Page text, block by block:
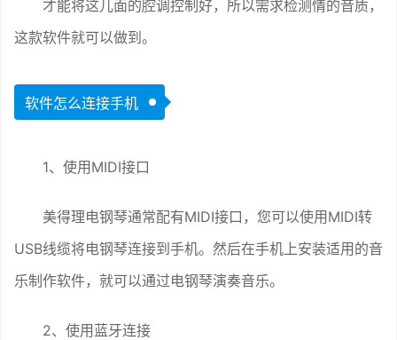
才能将这儿面的腔调控制好，所以需求检测情的音质，
这款软件就可以做到。
软件怎么连接手机
1、使用MIDI接口
美得理电钢琴通常配有MIDI接口，您可以使用MIDI转
USB线缆将电钢琴连接到手机。然后在手机上安装适用的音
乐制作软件，就可以通过电钢琴演奏音乐。
2、使用蓝牙连接